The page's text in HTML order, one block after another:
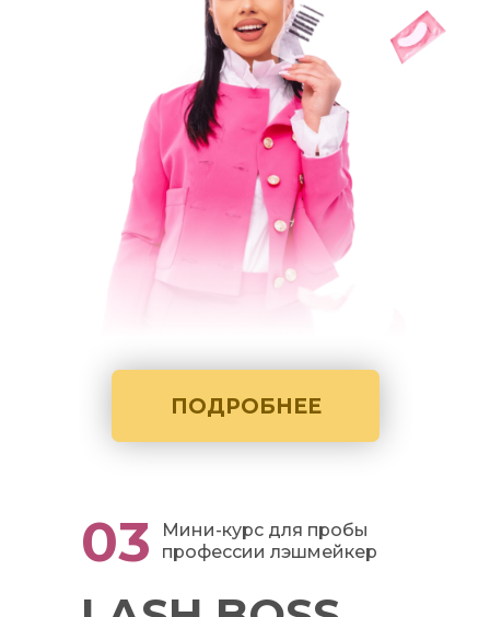
ПОДРОБНЕЕ
Мини-курс для пробы
профессии лэшмейкер
03